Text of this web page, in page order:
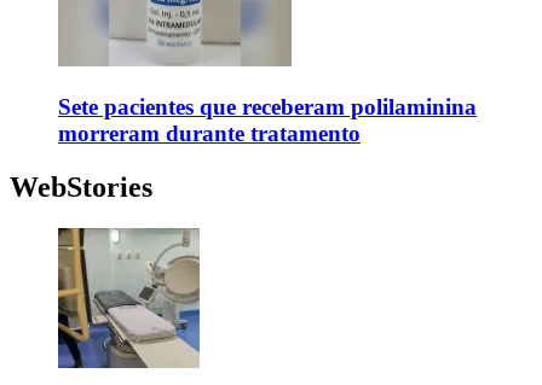
Sete pacientes que receberam polilaminina
morreram durante tratamento
WebStories